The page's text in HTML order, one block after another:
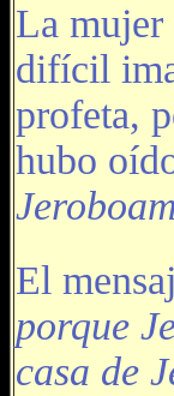
La mujer
difícil
profeta,
hubo
El
porque
casa de